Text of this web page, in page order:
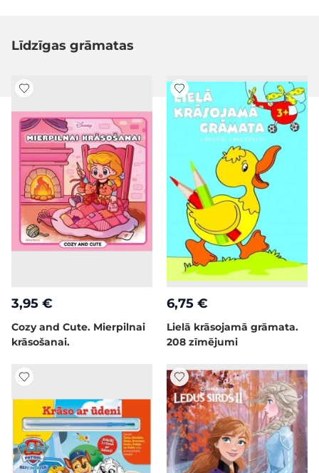
Līdzīgas grāmatas
3,95 €
Cozy and Cute. Mierpilnai
krāsošanai.
6,75 €
Lielā krāsojamā grāmata.
208 zīmējumi